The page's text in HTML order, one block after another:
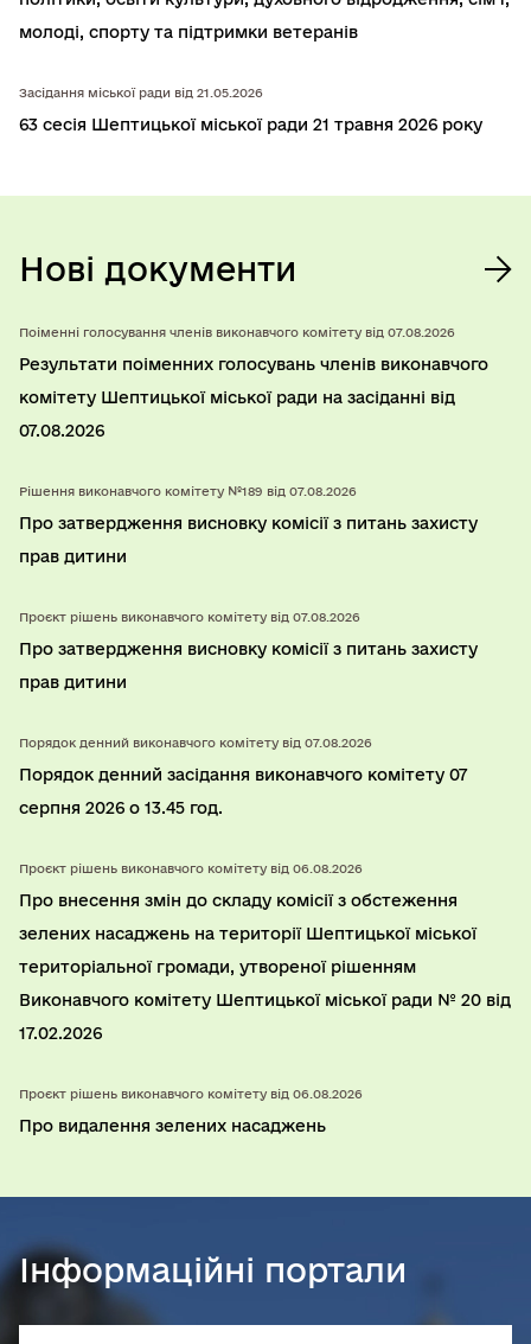
молодi, спорту та підтримки ветеранів
Засідання міської ради від 21.05.2026
63 сесія Шептицької міської ради 21 травня 2026 року
Нові документи
Поіменні голосування членів виконавчого комітету від 07.08.2026
Результати поіменних голосувань членів виконавчого
комітету Шептицької міської ради на засіданні від
07.08.2026
Рішення виконавчого комітету №189 від 07.08.2026
Про затвердження висновку комісії з питань захисту
прав дитини
Проєкт рішень виконавчого комітету від 07.08.2026
Про затвердження висновку комісії з питань захисту
прав дитини
Порядок денний виконавчого комітету від 07.08.2026
Порядок денний засідання виконавчого комітету 07
серпня 2026 о 13.45 год.
Проєкт рішень виконавчого комітету від 06.08.2026
Про внесення змін до складу комісії з обстеження
зелених насаджень на території Шептицької міської
територіальної громади, утвореної рішенням
Виконавчого комітету Шептицької міської ради № 20 від
17.02.2026
Проєкт рішень виконавчого комітету від 06.08.2026
Про видалення зелених насаджень
Інформаційні портали